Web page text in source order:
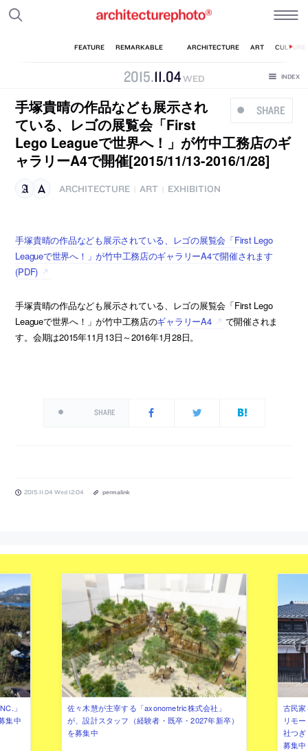
2015.11.04WED
SHARE
手塚貴晴の作品なども展示され
ている、レゴの展覧会「First
Lego Leagueで世界へ！」が竹中工務店のギ
ャラリーA4で開催[2015/11/13-2016/1/28]
ARCHITECTURE ART EXHIBITION
手塚貴晴の作品なども展示されている、レゴの展覧会「First Lego
Leagueで世界へ！」が竹中工務店のギャラリーA4で開催されます
(PDF)
手塚貴晴の作品なども展示されている、レゴの展覧会「First Lego
Leagueで世界へ！」が竹中工務店のギャラリーA4
で開催されま
す。会期は2015年11月13日～2016年1月28日。
SHARE
2015.11.04 Wed 12:04 permalink
」
集中
佐々木慧が主宰する「axonometric株式会社」
が、設計スタッフ（経験者・既卒・2027年新卒）
を募集中
古民
リモ
社つ
募集中